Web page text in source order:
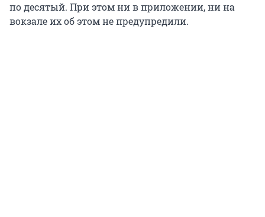
по десятый. При этом ни в приложении, ни на
вокзале их об этом не предупредили.